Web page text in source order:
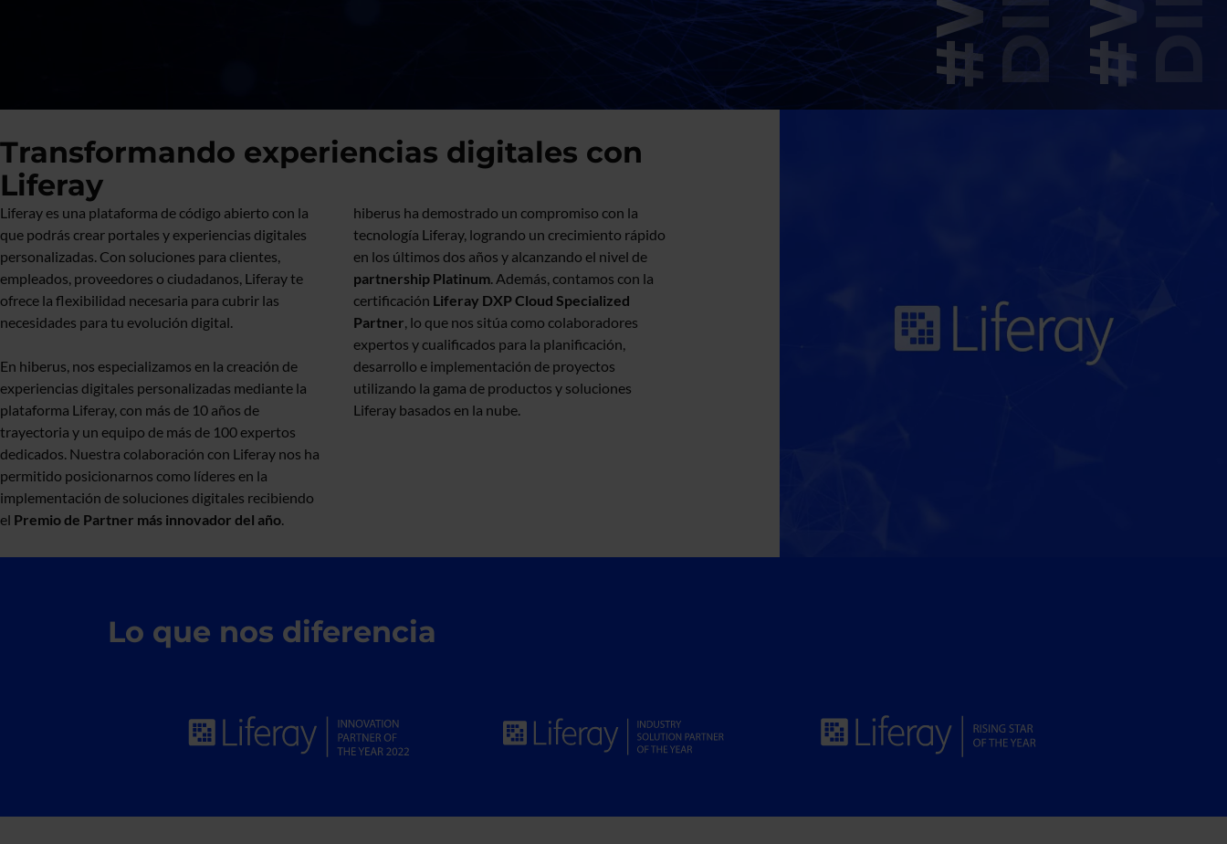
Transformando experiencias digitales con
Liferay
Liferay es una plataforma de código abierto con la
que podrás crear portales y experiencias digitales
personalizadas. Con soluciones para clientes,
empleados, proveedores o ciudadanos, Liferay te
ofrece la flexibilidad necesaria para cubrir las
necesidades para tu evolución digital.
En hiberus, nos especializamos en la creación de
experiencias digitales personalizadas mediante la
plataforma Liferay, con más de 10 años de
trayectoria y un equipo de más de 100 expertos
dedicados. Nuestra colaboración con Liferay nos ha
permitido posicionarnos como líderes en la
implementación de soluciones digitales recibiendo
el Premio de Partner más innovador del año.
hiberus ha demostrado un compromiso con la
tecnología Liferay, logrando un crecimiento rápido
en los últimos dos años y alcanzando el nivel de
partnership Platinum. Además, contamos con la
certificación Liferay DXP Cloud Specialized
Partner, lo que nos sitúa como colaboradores
expertos y cualificados para la planificación,
desarrollo e implementación de proyectos
utilizando la gama de productos y soluciones
Liferay basados en la nube.
Lo que nos diferencia